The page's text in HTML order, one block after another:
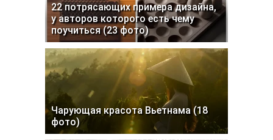
22 потрясающих примера дизайна,
у авторов которого есть чему
поучиться (23 фото)
Чарующая красота Вьетнама (18
фото)